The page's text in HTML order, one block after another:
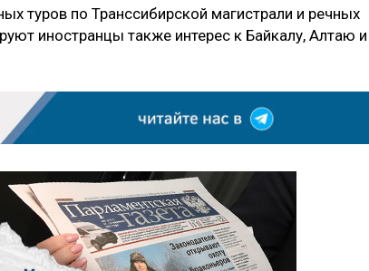
туров по Транссибирской магистрали и речных
иностранцы также интерес к Байкалу, Алтаю и